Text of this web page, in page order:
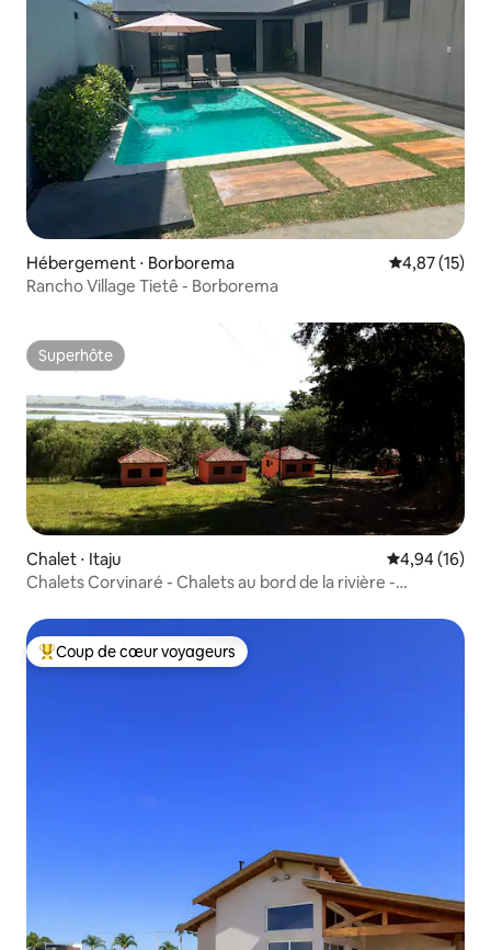
Hébergement ⋅ Borborema Évaluation
4,87 (15)
Rancho Village Tietê - Borborema
Superhôte
Superhôte
Chalet ⋅ Itaju Évaluation
4,94 (16)
Chalets Corvinaré - Chalets au bord de la rivière -
Coups de cœur voyageurs les plus appréciés
Coup de cœur voyageurs